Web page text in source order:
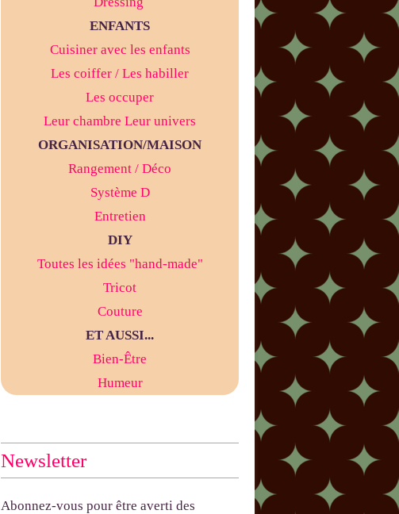
ENFANTS
Cuisiner avec les enfants
Les coiffer / Les habiller
Les occuper
Leur chambre Leur univers
ORGANISATION/MAISON
Rangement / Déco
Système D
Entretien
DIY
Toutes les idées "hand-made"
Tricot
Couture
ET AUSSI...
Bien-Être
Humeur
Newsletter
Abonnez-vous pour être averti des